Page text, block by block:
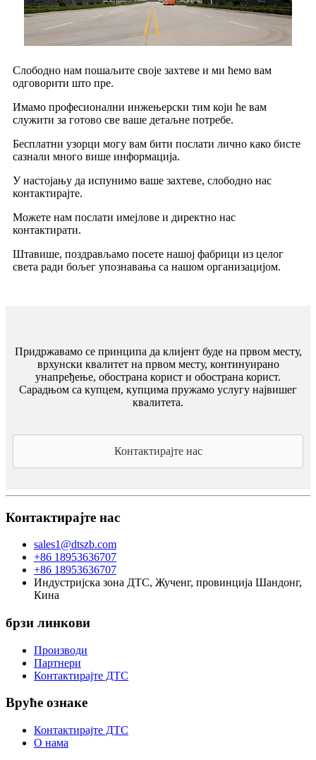
Слободно нам пошаљите своје захтеве и ми ћемо вам
одговорити што пре.
Имамо професионални инжењерски тим који ће вам
служити за готово све ваше детаљне потребе.
Бесплатни узорци могу вам бити послати лично како бисте
сазнали много више информација.
У настојању да испунимо ваше захтеве, слободно нас
контактирајте.
Можете нам послати имејлове и директно нас
контактирати.
Штавише, поздрављамо посете нашој фабрици из целог
света ради бољег упознавања са нашом организацијом.
Придржавамо се принципа да клијент буде на првом месту,
врхунски квалитет на првом месту, континуирано
унапређење, обострана корист и обострана корист.
Сарадњом са купцем, купцима пружамо услугу највишег
квалитета.
Контактирајте нас
Контактирајте нас
sales1@dtszb.com
+86 18953636707
+86 18953636707
Индустријска зона ДТС, Жученг, провинција Шандонг,
Кина
брзи линкови
Производи
Партнери
Контактирајте ДТС
Вруће ознаке
Контактирајте ДТС
О нама